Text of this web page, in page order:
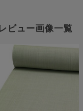
レビュー画像一覧